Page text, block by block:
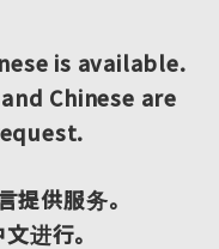
is available.
Chinese are
提供服务。
进行。